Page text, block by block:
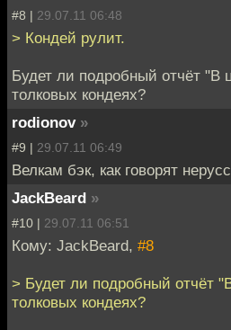
#8 | 29.07.11 06:48
> Кондей рулит.
Будет ли подробный отчёт "В
толковых кондеях?
rodionov »
#9 | 29.07.11 06:49
Велкам бэк, как говорят
JackBeard »
#10 | 29.07.11 06:51
Кому: JackBeard, #8
> Будет ли подробный отчёт
толковых кондеях?